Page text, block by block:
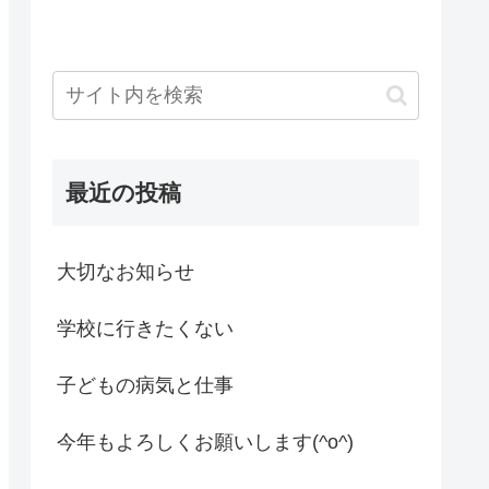
最近の投稿
大切なお知らせ
学校に行きたくない
子どもの病気と仕事
今年もよろしくお願いします(^o^)